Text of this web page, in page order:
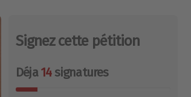
Signez cette pétition
Déja14signatures